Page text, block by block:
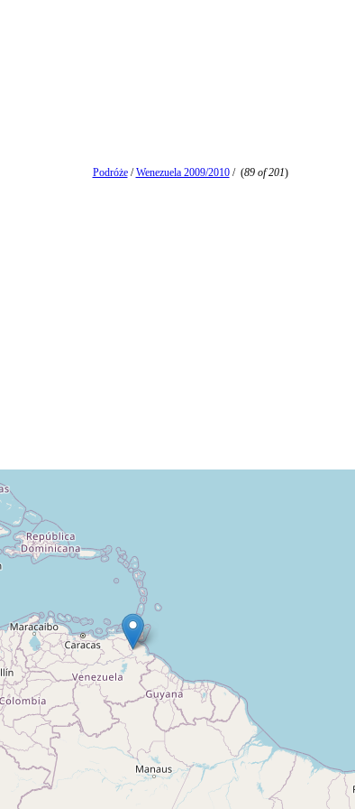
Podróże/Wenezuela 2009/2010/ (89 of 201)